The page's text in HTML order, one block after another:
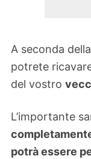
A seconda
potrete
del vostro
L’importante
potrà essere